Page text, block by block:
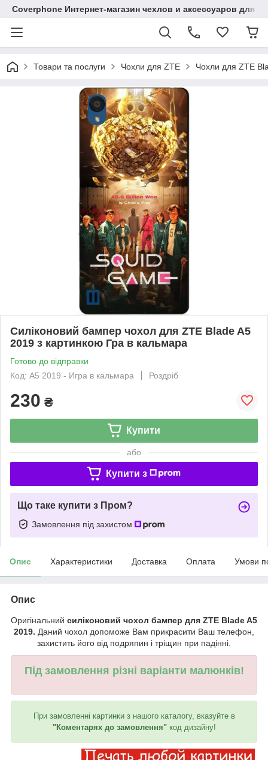
Coverphone Интернет-магазин чехлов и аксессуаров для
Товари та послуги Чохли для ZTE Чохли для ZTE
Силіконовий бампер чохол для ZTE Blade A5
2019 з картинкою Гра в кальмара
Готово до відправки
Код: A5 2019 - Игра в кальмара
Роздріб
230 ₴
Купити
або
Купити з
Що таке купити з Пром?
Замовлення під захистом
Опис Характеристики Доставка Оплата Умови
Опис
Оригінальний силіконовий чохол бампер для ZTE Blade A5
2019. Даний чохол допоможе Вам прикрасити Ваш телефон,
захистить його від подряпин і тріщин при падінні.
Під замовлення різні варіанти малюнків!
При замовленні картинки з нашого каталогу, вказуйте в
"Коментарях до замовлення"код дизайну!